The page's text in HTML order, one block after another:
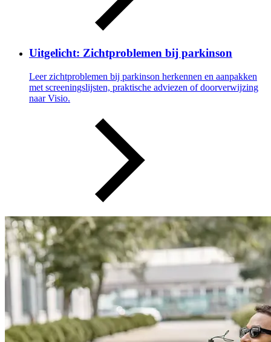
Uitgelicht: Zichtproblemen bij parkinson
Leer zichtproblemen bij parkinson herkennen en aanpakken
met screeningslijsten, praktische adviezen of doorverwijzing
naar Visio.